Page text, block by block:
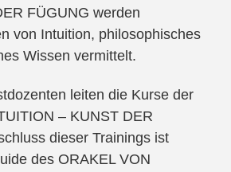
FÜGUNG werden
von Intuition, philosophisches
Wissen vermittelt.
leiten die Kurse der
– KUNST DER
dieser Trainings ist
des ORAKEL VON